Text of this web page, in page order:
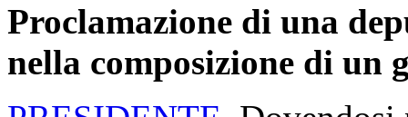
Proclamazione di una
nella composizione di un